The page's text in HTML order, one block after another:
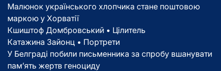
Малюнок українського хлопчика стане поштовою
маркою у Хорватії
Кшиштоф Домбровський • Цілитель
Катажина Зайонц • Портрети
У Белграді побили письменника за спробу вшанувати
пам’ять жертв геноциду